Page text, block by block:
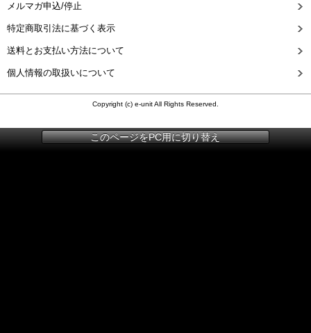
メルマガ申込/停止
特定商取引法に基づく表示
送料とお支払い方法について
個人情報の取扱いについて
Copyright (c) e-unit All Rights Reserved.
このページをPC用に切り替え